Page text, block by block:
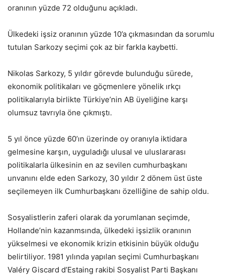
oranının yüzde 72 olduğunu açıkladı.
Ülkedeki işsiz oranının yüzde 10’a çıkmasından da sorumlu
tutulan Sarkozy seçimi çok az bir farkla kaybetti.
Nikolas Sarkozy, 5 yıldır görevde bulunduğu sürede,
ekonomik politikaları ve göçmenlere yönelik ırkçı
politikalarıyla birlikte Türkiye’nin AB üyeliğine karşı
olumsuz tavrıyla öne çıkmıştı.
5 yıl önce yüzde 60’ın üzerinde oy oranıyla iktidara
gelmesine karşın, uyguladığı ulusal ve uluslararası
politikalarla ülkesinin en az sevilen cumhurbaşkanı
unvanını elde eden Sarkozy, 30 yıldır 2 dönem üst üste
seçilemeyen ilk Cumhurbaşkanı özelliğine de sahip oldu.
Sosyalistlerin zaferi olarak da yorumlanan seçimde,
Hollande’nin kazanmsında, ülkedeki işsizlik oranının
yükselmesi ve ekonomik krizin etkisinin büyük olduğu
belirtiliyor. 1981 yılında yapılan seçimi Cumhurbaşkanı
Valéry Giscard d’Estaing rakibi Sosyalist Parti Başkanı